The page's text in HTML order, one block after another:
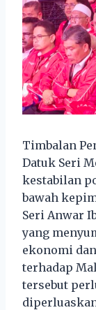
Timbalan
Datuk Seri
kestabilan
bawah
Seri Anwar
yang
ekonomi
terhadap
tersebut